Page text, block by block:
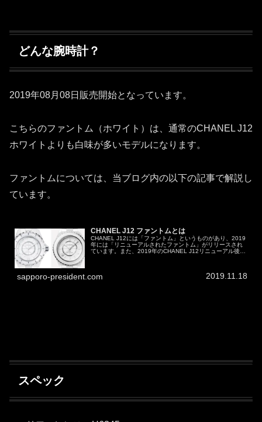
どんな腕時計？
2019年08月08日販売開始となっています。
こちらのファントム（ホワイト）は、通常のCHANEL J12
ホワイトよりも白味が多いモデルになります。
ファントムについては、当ブログ内の以下の記事で解説し
ています。
CHANEL J12 ファントムとは
CHANEL J12には「ファントム」というものがあり、2019
年には「リニューアルされたファントム」がリリースされ
ています。また、2019年のCHANEL J12リニューアル後で
sapporo-president.com 2019.11.18
スペック